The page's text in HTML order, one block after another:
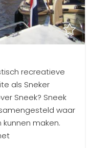
recreatieve
als Sneker
Sneek? Sneek
waar
maken.